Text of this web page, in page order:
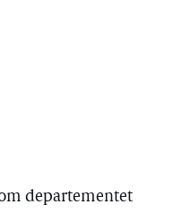
departementet